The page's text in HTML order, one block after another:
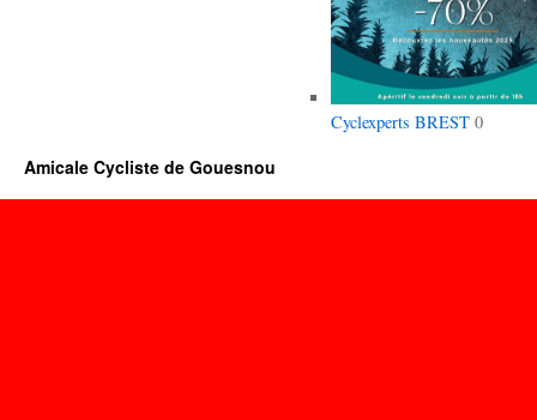
Cyclexperts BREST0
Amicale Cycliste de Gouesnou